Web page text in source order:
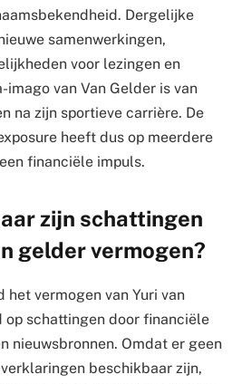
Dergelijke
samenwerkingen,
voor lezingen en
van Van Gelder is van
na zijn sportieve carrière. De
heeft dus op meerdere
financiële impuls.
zijn schattingen
gelder vermogen?
het vermogen van Yuri van
op schattingen door financiële
nieuwsbronnen. Omdat er geen
beschikbaar zijn,